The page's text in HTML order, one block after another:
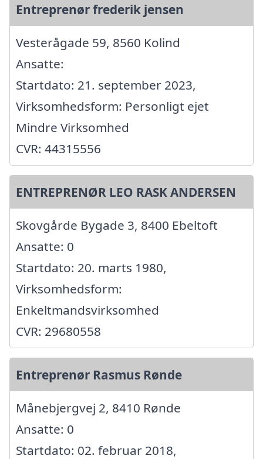
Entreprenør frederik jensen
Vesterågade 59, 8560 Kolind
Ansatte:
Startdato: 21. september 2023,
Virksomhedsform: Personligt ejet
Mindre Virksomhed
CVR: 44315556
ENTREPRENØR LEO RASK ANDERSEN
Skovgårde Bygade 3, 8400 Ebeltoft
Ansatte: 0
Startdato: 20. marts 1980,
Virksomhedsform:
Enkeltmandsvirksomhed
CVR: 29680558
Entreprenør Rasmus Rønde
Månebjergvej 2, 8410 Rønde
Ansatte: 0
Startdato: 02. februar 2018,